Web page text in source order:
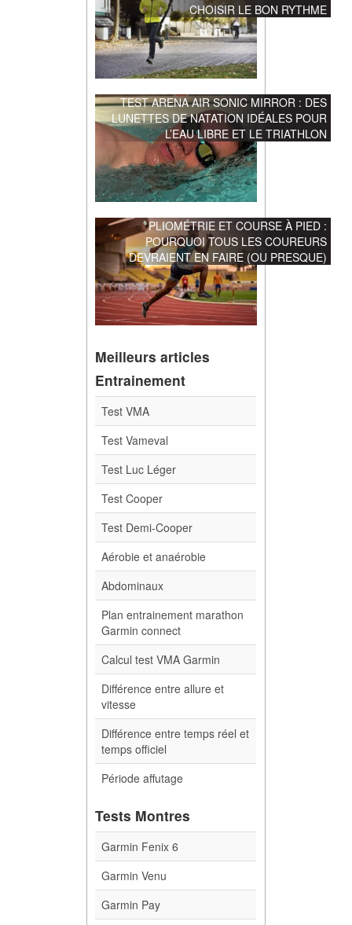
CHOISIR LE BON RYTHME
TEST ARENA AIR SONIC MIRROR : DES
LUNETTES DE NATATION IDÉALES POUR
L’EAU LIBRE ET LE TRIATHLON
PLIOMÉTRIE ET COURSE À PIED :
POURQUOI TOUS LES COUREURS
DEVRAIENT EN FAIRE (OU PRESQUE)
Meilleurs articles
Entrainement
Test VMA
Test Vameval
Test Luc Léger
Test Cooper
Test Demi-Cooper
Aérobie et anaérobie
Abdominaux
Plan entrainement marathon
Garmin connect
Calcul test VMA Garmin
Différence entre allure et
vitesse
Différence entre temps réel et
temps officiel
Période affutage
Tests Montres
Garmin Fenix 6
Garmin Venu
Garmin Pay